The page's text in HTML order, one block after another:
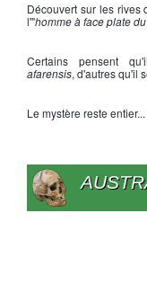
Découvert sur les rives
l'"homme à face plate
Certains pensent
afarensis, d'autres qu'il
Le mystère reste entier...